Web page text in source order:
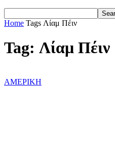
Home Tags Λίαμ Πέιν
Tag: Λίαμ Πέιν
ΑΜΕΡΙΚΗ